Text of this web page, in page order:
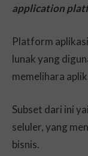
application
Platform
lunak yang
memelihara
Subset dari ini
seluler, yang
bisnis.